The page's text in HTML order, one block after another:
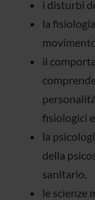
i disturbi
la
il
fisiologici
la
della
sanitario,
le scienze